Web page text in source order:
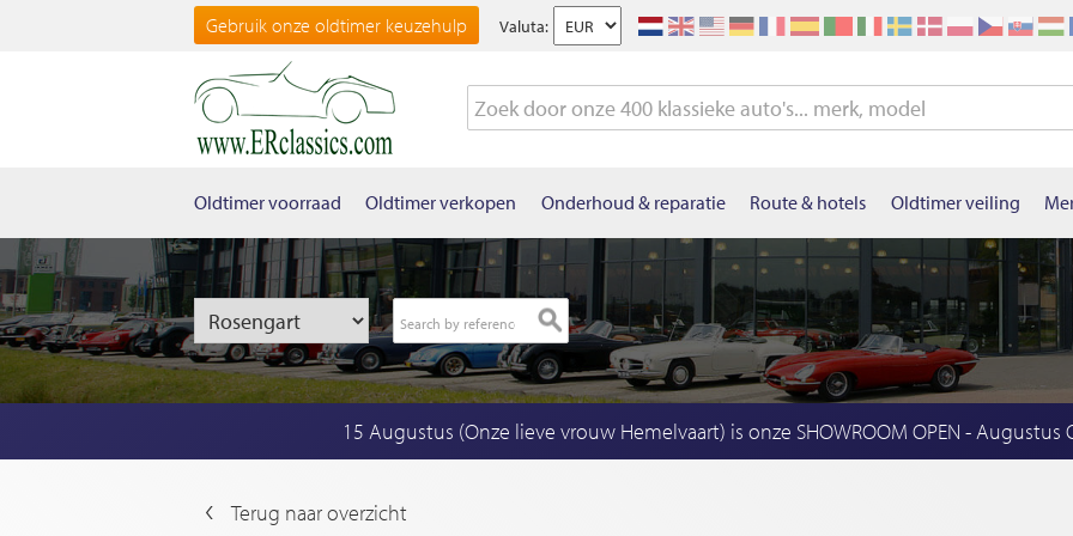
Gebruik onze oldtimer keuzehulp Valuta:
Oldtimer voorraad Oldtimer verkopen Onderhoud & reparatie Route & hotels Oldtimer veiling
15 Augustus (Onze lieve vrouw Hemelvaart) is onze SHOWROOM OPEN - Augustus
Terug naar overzicht